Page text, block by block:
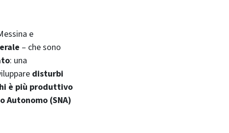
e
– che sono
: una
disturbi
è più produttivo
Autonomo (SNA)